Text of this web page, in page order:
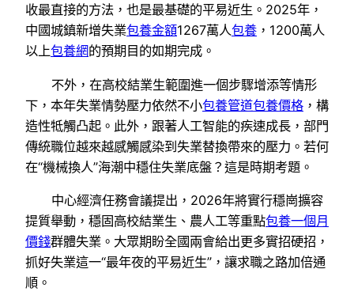
收最直接的方法，也是最基礎的平易近生。2025年，
中國城鎮新增失業包養金額1267萬人包養 ，1200萬人
以上包養網的預期目的如期完成。
不外，在高校結業生範圍進一個步驟增添等情形
下，本年失業情勢壓力依然不小包養管道包養價格 ，構
造性牴觸凸起。此外，跟著人工智能的疾速成長，部門
傳統職位越來越感觸感染到失業替換帶來的壓力。若何
在“機械換人”海潮中穩住失業底盤？這是時期考題。
中心經濟任務會議提出，2026年將實行穩崗擴容
提質舉動，穩固高校結業生、農人工等重點包養一個月
價錢群體失業。大眾期盼全國兩會給出更多實招硬招，
抓好失業這一“最年夜的平易近生”，讓求職之路加倍通
順。